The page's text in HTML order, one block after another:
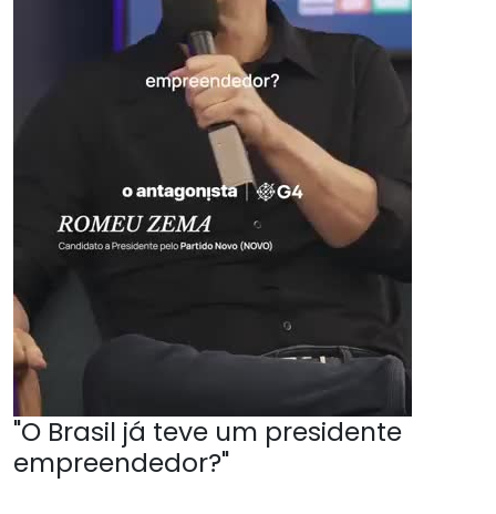
"O Brasil já teve um presidente
empreendedor?"